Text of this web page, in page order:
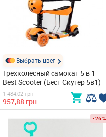
Выбрать цвет
Трехколесный самокат 5 в 1
Best Scooter (Бест Скутер 5в1)
1 484,02 грн
957,88 грн
- 26 %